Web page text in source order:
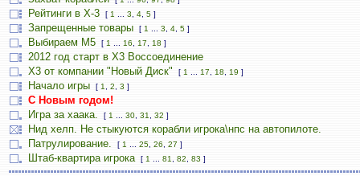
Рейтинги в Х-3 [ 1 3 4 5 ]
Запрещенные товары [ 1 3 4 5 ]
Выбираем М5 [ 1 16 17 18 ]
2012 год старт в Х3 Воссоединение
X3 от компании "Новый Диск"
[ 1 17 18 19 ]
Начало игры [ 1 2 3 ]
С Новым годом!
Игра за хаака.
[ 1 30 31 32 ]
Нид хелп. Не стыкуются корабли игрока\нпс на автопилоте.
Патрулирование.
[ 1 25 26 27 ]
Штаб-квартира игрока [ 1 81 82 83 ]